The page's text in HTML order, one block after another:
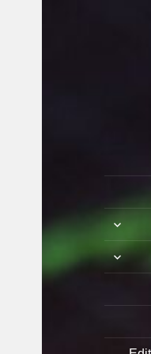
توسيع
الفرعية
توسيع